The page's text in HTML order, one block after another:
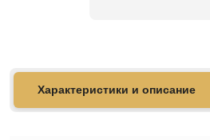
Характеристики и описание